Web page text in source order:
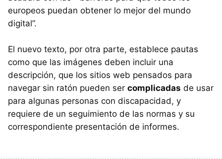
europeos puedan obtener lo mejor del mundo
digital”.
El nuevo texto, por otra parte, establece pautas
como que las imágenes deben incluir una
descripción, que los sitios web pensados para
navegar sin ratón pueden ser complicadas de usar
para algunas personas con discapacidad, y
requiere de un seguimiento de las normas y su
correspondiente presentación de informes.